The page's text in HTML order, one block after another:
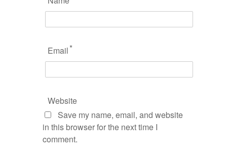
Email*
Website
Save my name, email, and website
in this browser for the next time I
comment.